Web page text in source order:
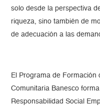
solo desde la perspectiva
riqueza, sino también de
de adecuación a las
El Programa de
Comunitaria Banesco
Responsabilidad Social